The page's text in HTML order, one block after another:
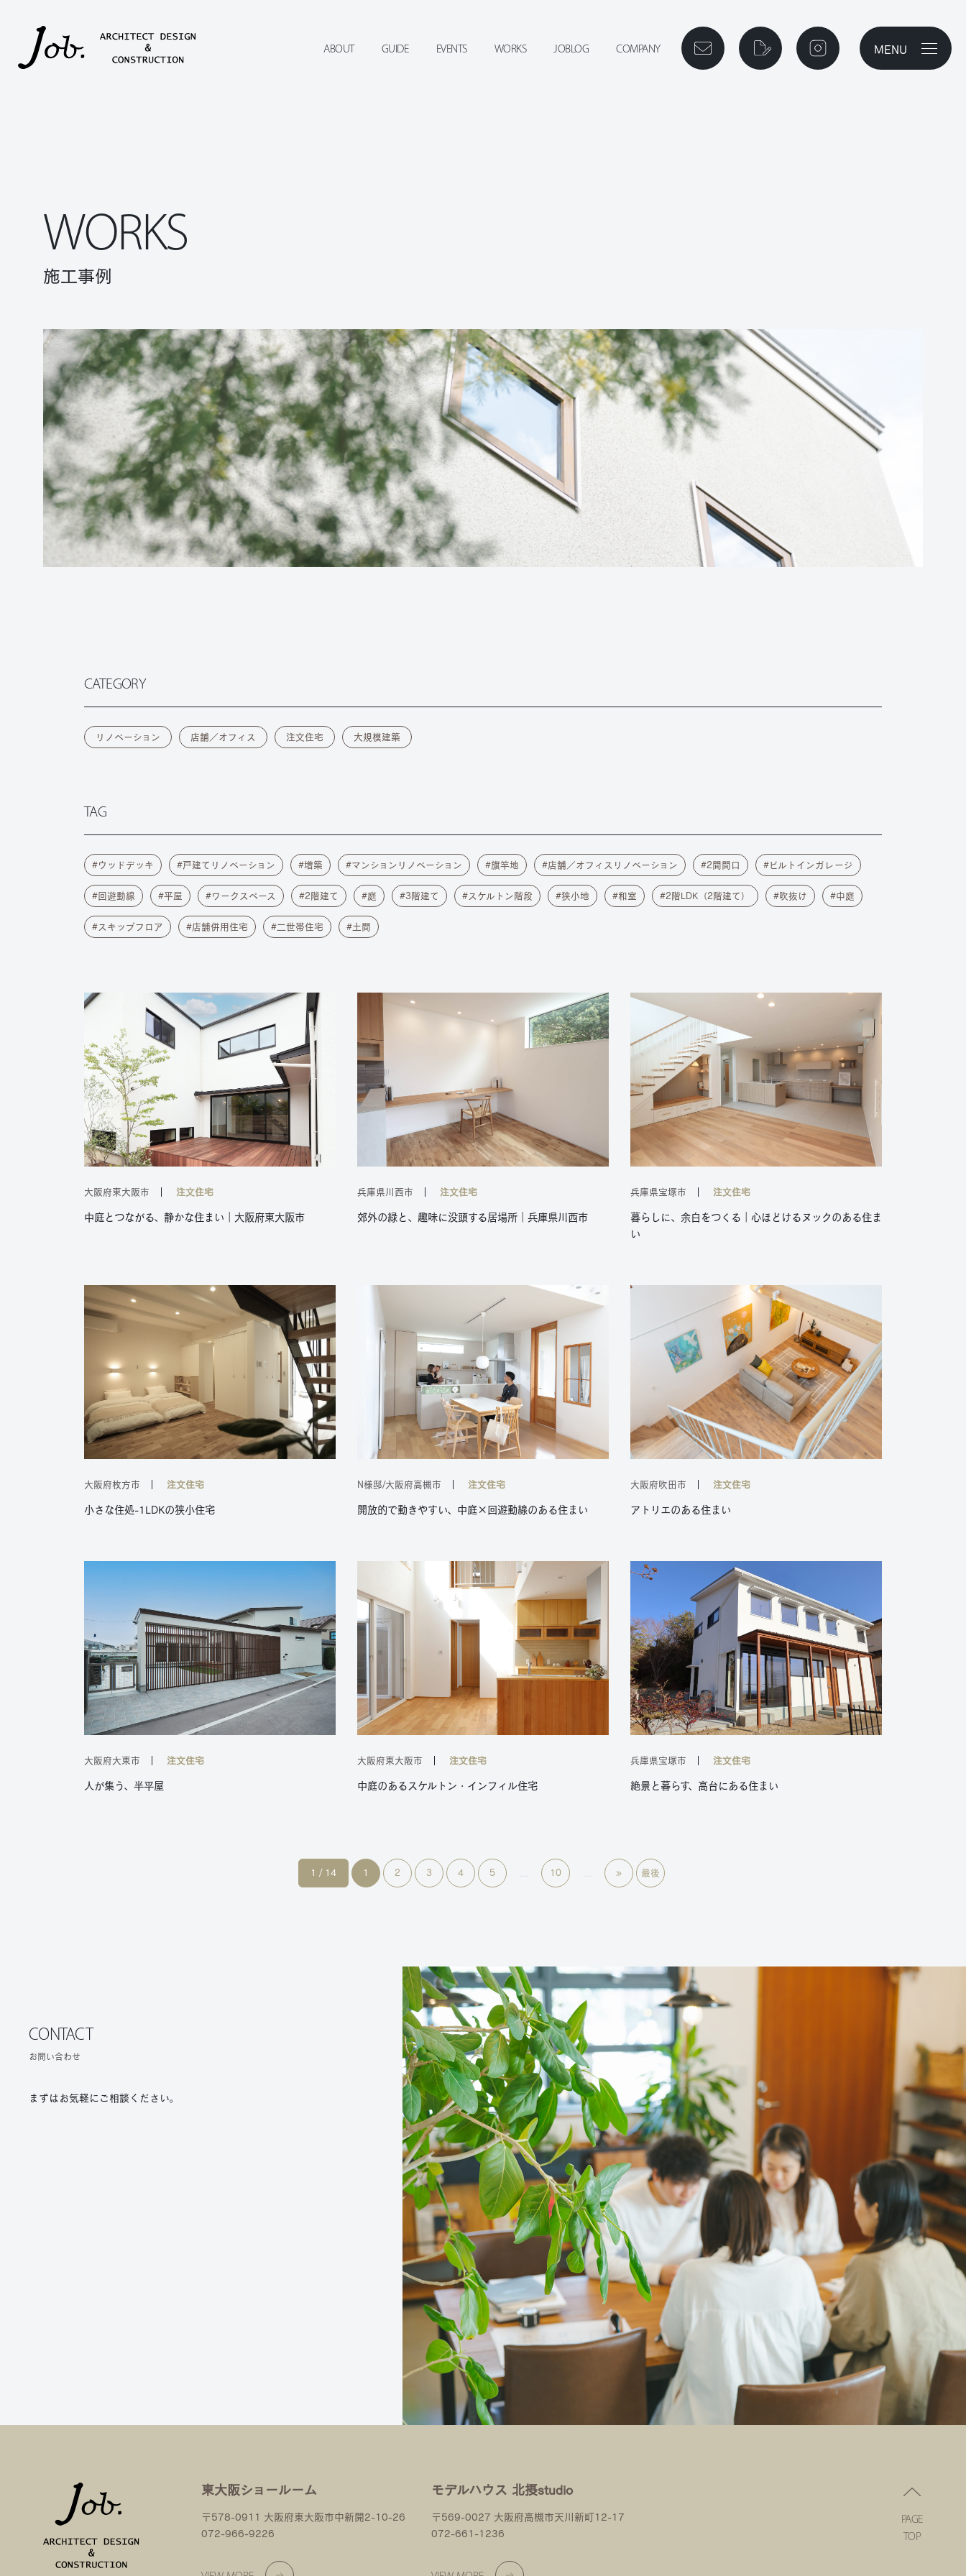
メニューを
MENU
WORKS
施工事例
CATEGORY
リノベーション 店舗／オフィス 注文住宅 大規模建築
TAG
ウッドデッキ 戸建てリノベーション 増築 マンションリノベーション 旗竿地 店舗／オフィスリノベーション 2間間口 ビルトインガレージ
回遊動線 平屋 ワークスペース 2階建て 庭 3階建て スケルトン階段 狭小地 和室 2階LDK（2階建て） 吹抜け 中庭
スキップフロア 店舗併用住宅 二世帯住宅 土間
大阪府東大阪市 注文住宅
中庭とつながる、静かな住まい｜大阪府東大阪市
兵庫県川西市 注文住宅
郊外の緑と、趣味に没頭する居場所｜兵庫県川西市
兵庫県宝塚市 注文住宅
暮らしに、余白をつくる｜心ほどけるヌックのある住ま
い
大阪府枚方市 注文住宅
小さな住処-1LDKの狭小住宅
N様邸/大阪府高槻市 注文住宅
開放的で動きやすい、中庭×回遊動線のある住まい
大阪府吹田市 注文住宅
アトリエのある住まい
大阪府大東市 注文住宅
人が集う、半平屋
大阪府東大阪市 注文住宅
中庭のあるスケルトン・インフィル住宅
兵庫県宝塚市 注文住宅
絶景と暮らす、高台にある住まい
1 / 14 1 2 3 4 5 10 » 最後
CONTACT
お問い合わせ
まずはお気軽にご相談ください。
東大阪ショールーム
〒578-0911 大阪府東大阪市中新開2-10-26
072-966-9226
モデルハウス 北摂studio
〒569-0027 大阪府高槻市天川新町12-17
072-661-1236
PAGE
TOP